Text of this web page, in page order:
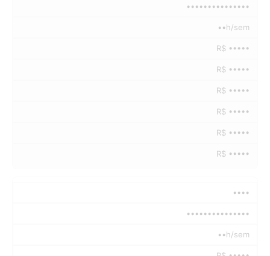
•••••••••••••••
••h/sem
R$ •••••
R$ •••••
R$ •••••
R$ •••••
R$ •••••
R$ •••••
••••
•••••••••••••••
••h/sem